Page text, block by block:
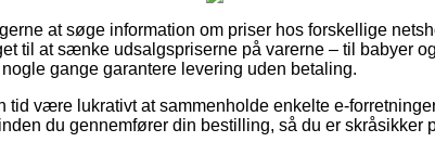
at søge information om priser hos forskellige
til at sænke udsalgspriserne på varerne – til babyer
gange garantere levering uden betaling.
tid være lukrativt at sammenholde enkelte e-
du gennemfører din bestilling, så du er skråsikker